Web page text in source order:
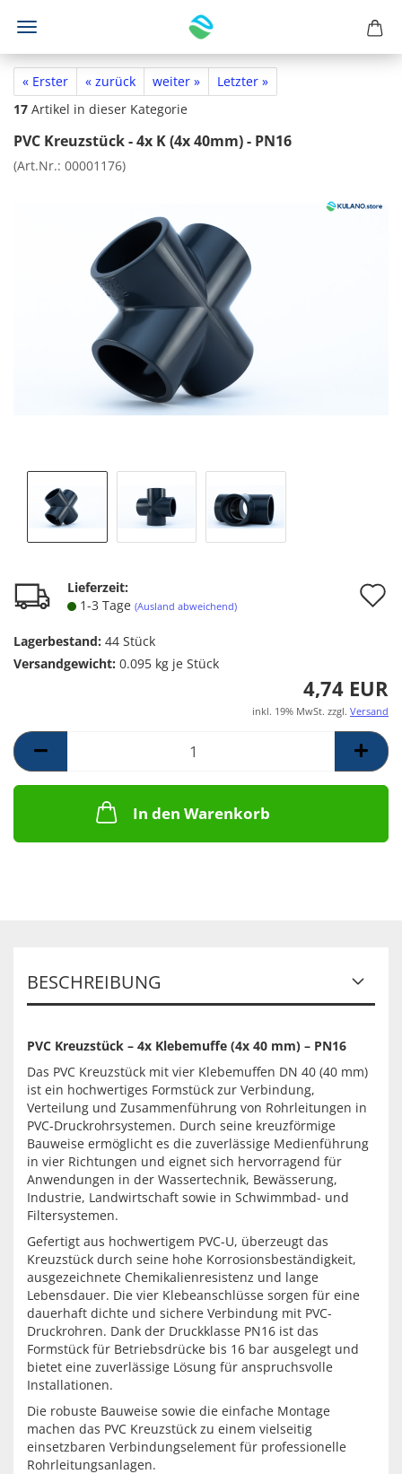
« Erster « zurück weiter »
Letzter »
17 Artikel in dieser Kategorie
PVC Kreuzstück - 4x K (4x 40mm) - PN16
(Art.Nr.: 00001176)
Lieferzeit:
1-3 Tage (Ausland abweichend)
Lagerbestand: 44 Stück
Versandgewicht: 0.095 kg je Stück
4,74 EUR
inkl. 19% MwSt. zzgl. Versand
In den Warenkorb
BESCHREIBUNG
PVC Kreuzstück – 4x Klebemuffe (4x 40 mm) – PN16
Das PVC Kreuzstück mit vier Klebemuffen DN 40 (40 mm)
ist ein hochwertiges Formstück zur Verbindung,
Verteilung und Zusammenführung von Rohrleitungen in
PVC-Druckrohrsystemen. Durch seine kreuzförmige
Bauweise ermöglicht es die zuverlässige Medienführung
in vier Richtungen und eignet sich hervorragend für
Anwendungen in der Wassertechnik, Bewässerung,
Industrie, Landwirtschaft sowie in Schwimmbad- und
Filtersystemen.
Gefertigt aus hochwertigem PVC-U, überzeugt das
Kreuzstück durch seine hohe Korrosionsbeständigkeit,
ausgezeichnete Chemikalienresistenz und lange
Lebensdauer. Die vier Klebeanschlüsse sorgen für eine
dauerhaft dichte und sichere Verbindung mit PVC-
Druckrohren. Dank der Druckklasse PN16 ist das
Formstück für Betriebsdrücke bis 16 bar ausgelegt und
bietet eine zuverlässige Lösung für anspruchsvolle
Installationen.
Die robuste Bauweise sowie die einfache Montage
machen das PVC Kreuzstück zu einem vielseitig
einsetzbaren Verbindungselement für professionelle
Rohrleitungsanlagen.